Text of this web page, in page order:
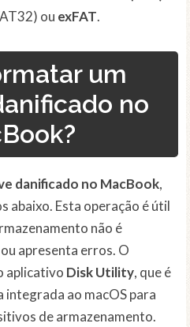
ou exFAT.
um
no
danificado no MacBook,
abaixo. Esta operação é útil
não é
apresenta erros. O
aplicativo Disk Utility, que é
ao macOS para
de armazenamento.